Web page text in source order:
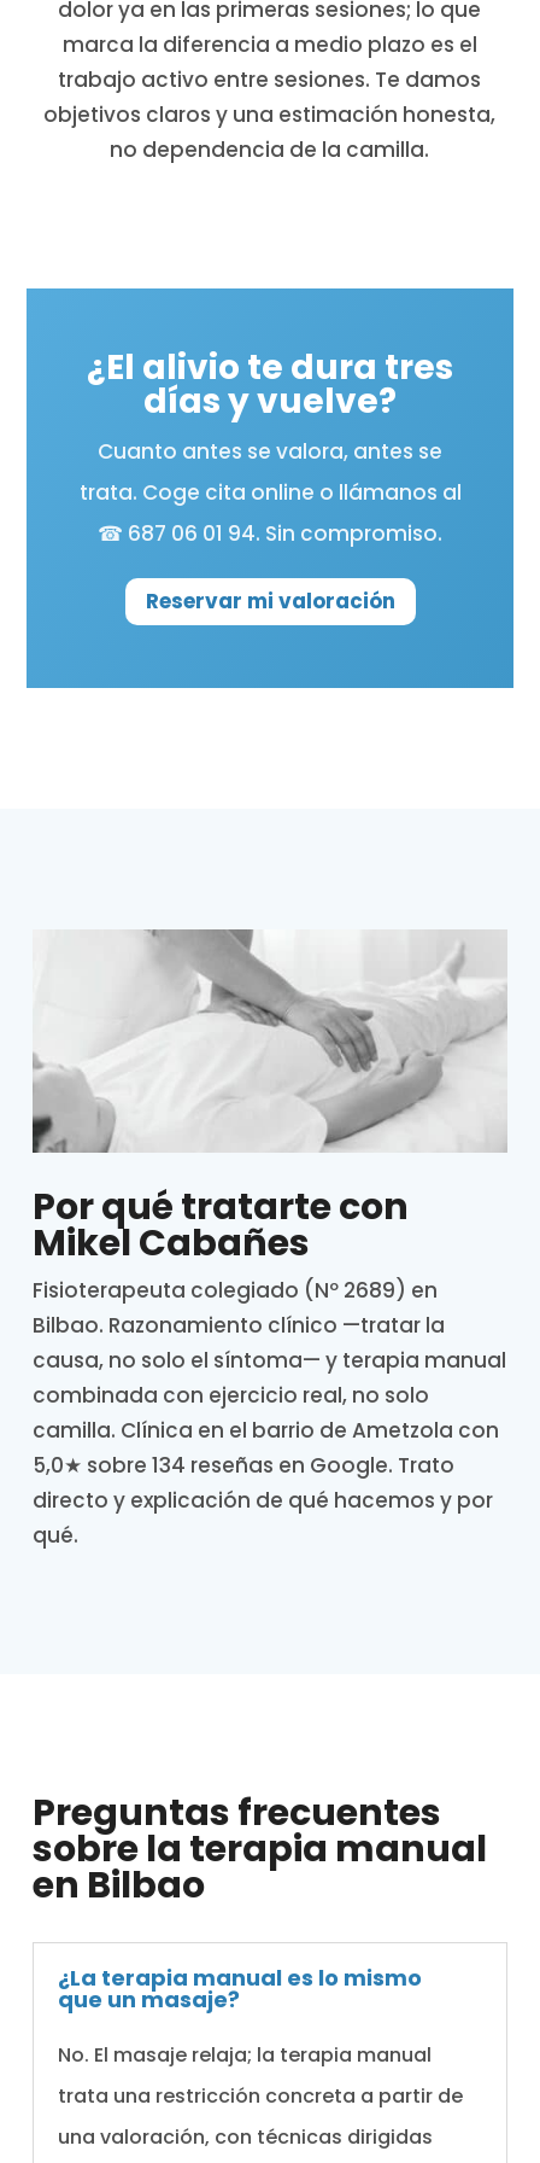
dolor ya en las primeras sesiones; lo que
marca la diferencia a medio plazo es el
trabajo activo entre sesiones. Te damos
objetivos claros y una estimación honesta,
no dependencia de la camilla.
¿El alivio te dura tres
días y vuelve?
Cuanto antes se valora, antes se
trata. Coge cita online o llámanos al
☎ 687 06 01 94. Sin compromiso.
Reservar mi valoración
Por qué tratarte con
Mikel Cabañes
Fisioterapeuta colegiado (Nº 2689) en
Bilbao. Razonamiento clínico —tratar la
causa, no solo el síntoma— y terapia manual
combinada con ejercicio real, no solo
camilla. Clínica en el barrio de Ametzola con
5,0★ sobre 134 reseñas en Google. Trato
directo y explicación de qué hacemos y por
qué.
Preguntas frecuentes
sobre la terapia manual
en Bilbao
¿La terapia manual es lo mismo
que un masaje?
No. El masaje relaja; la terapia manual
trata una restricción concreta a partir de
una valoración, con técnicas dirigidas